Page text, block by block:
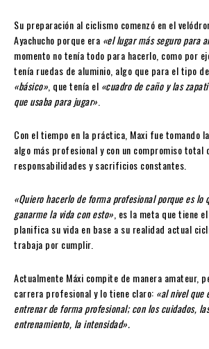
Su preparación al ciclismo comenzó en el
Ayachucho porque era «el lugar más seguro para
momento no tenía todo para hacerlo, como por
tenía ruedas de aluminio, algo que para el tipo
«básico», que tenía el «cuadro de caño y las
que usaba para jugar».
Con el tiempo en la práctica, Maxi fue tomando
algo más profesional y con un compromiso total
responsabilidades y sacrificios constantes.
«Quiero hacerlo de forma profesional porque es lo
ganarme la vida con esto», es la meta que tiene
planifica su vida en base a su realidad actual
trabaja por cumplir.
Actualmente Máxi compite de manera amateur,
carrera profesional y lo tiene claro: «al nivel que
entrenar de forma profesional; con los cuidados,
entrenamiento, la intensidad».